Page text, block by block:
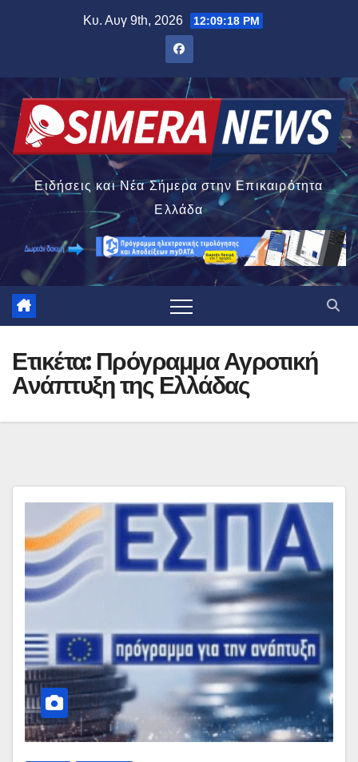
Κυ. Αυγ 9th, 2026 12:09:19 PM
Ειδήσεις και Νέα Σήμερα στην Επικαιρότητα
Ελλάδα
Ετικέτα: Πρόγραμμα Αγροτική
Ανάπτυξη της Ελλάδας